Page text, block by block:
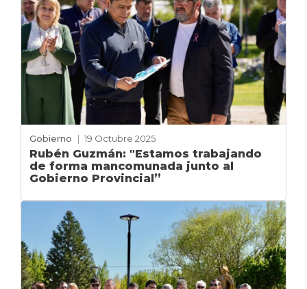
Gobierno | 19 Octubre 2025
Rubén Guzmán: "Estamos trabajando
de forma mancomunada junto al
Gobierno Provincial”